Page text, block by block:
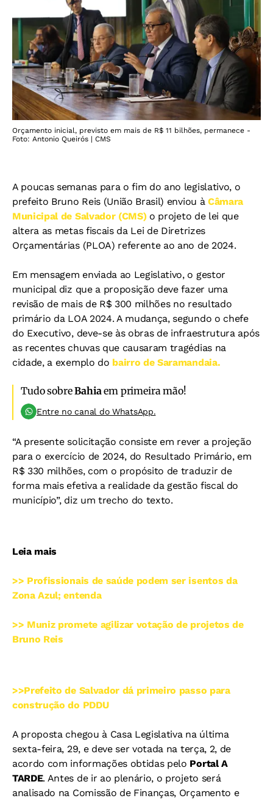
Orçamento inicial, previsto em mais de R$ 11 bilhões, permanece -
Foto: Antonio Queirós | CMS
A poucas semanas para o fim do ano legislativo, o
prefeito Bruno Reis (União Brasil) enviou à Câmara
Municipal de Salvador (CMS) o projeto de lei que
altera as metas fiscais da Lei de Diretrizes
Orçamentárias (PLOA) referente ao ano de 2024.
Em mensagem enviada ao Legislativo, o gestor
municipal diz que a proposição deve fazer uma
revisão de mais de R$ 300 milhões no resultado
primário da LOA 2024. A mudança, segundo o chefe
do Executivo, deve-se às obras de infraestrutura após
as recentes chuvas que causaram tragédias na
cidade, a exemplo do bairro de Saramandaia.
Tudo sobreBahiaem primeira mão!
Entre no canal do WhatsApp.
“A presente solicitação consiste em rever a projeção
para o exercício de 2024, do Resultado Primário, em
R$ 330 milhões, com o propósito de traduzir de
forma mais efetiva a realidade da gestão fiscal do
município”, diz um trecho do texto.
Leia mais
>> Profissionais de saúde podem ser isentos da
Zona Azul; entenda
>> Muniz promete agilizar votação de projetos de
Bruno Reis
>>Prefeito de Salvador dá primeiro passo para
construção do PDDU
A proposta chegou à Casa Legislativa na última
sexta-feira, 29, e deve ser votada na terça, 2, de
acordo com informações obtidas pelo Portal A
TARDE. Antes de ir ao plenário, o projeto será
analisado na Comissão de Finanças, Orçamento e